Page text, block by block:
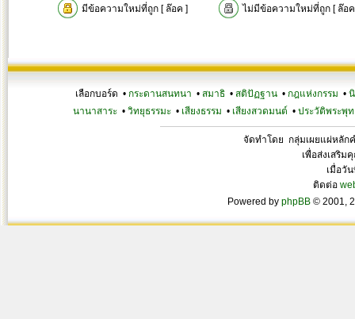
มีข้อความใหม่ที่ถูก [ ล๊อค ]
ไม่มีข้อความใหม่ที่ถูก [ ล๊อ
เลือกบอร์ด • กระดานสนทนา • สมาธิ • สติปัฏฐาน • กฎแห่งกรรม •
นานาสาระ• วิทยุธรรมะ• เสียงธรรม • เสียงสวดมนต์ • ประวัติพระพุท
จัดทำโดย กลุ่มเผยแผ่หลัก
เพื่อส่งเสริม
เมื่อวั
ติดต่อ
Powered by phpBB © 2001,